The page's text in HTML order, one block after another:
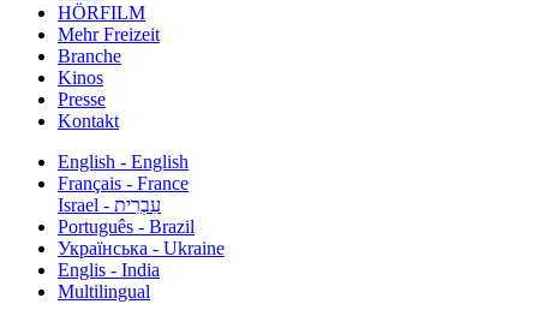
HÖRFILM
Mehr Freizeit
Branche
Kinos
Presse
Kontakt
English - English
Français - France
עִבְרִית - Israel
Português - Brazil
Українська - Ukraine
Englis - India
Multilingual